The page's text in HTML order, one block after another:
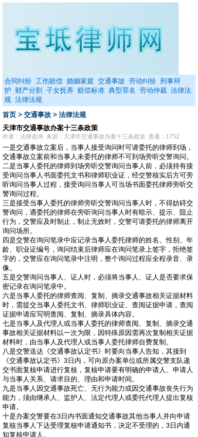
合同纠纷 工伤赔偿 婚姻家庭 交通事故 劳动纠纷 刑事辩
护
财产分割 子女抚养 赔偿标准 典型罪名 劳动仲裁 法律法
规 法律法规
首页 > 交通事故 > 法律法规
天津市交通事故办案十三条政策
作者：法律咨询 来源：天津市交通事故办案十三条政策 查看：1752
一是交通事故立案后，当事人接受询问时可请委托的律师到场，
交通事故立案前和当事人未委托的律师不可到场旁听交警询问。
二是当事人委托的律师到场旁听交警询问当事人前，必须持有接
受询问当事人书面委托文书和律师职业证，经交警核实后方可旁
听询问当事人过程，接受询问当事人可当场书面委托律师旁听交
警询问过程。
三是接受当事人委托的律师旁听交警询问当事人时，不得妨碍交
警询问，遇委托的律师在旁听询问当事人时有暗示、提示、阻止
行为，交警应及时制止，制止无效时，交警可请委托的律师离开
询问场所。
四是交警在询问笔录中应记录当事人委托律师的姓名、性别、年
龄、职业证编号，询问结束后律师应在询问笔录上签字，拒绝签
字的，交警应在询问笔录中注明，整个询问过程应全程录音、录
像。
五是交警询问当事人、证人时，必须将当事人、证人是否要求保
密记录在询问笔录中。
六是当事人委托的律师查阅、复制、摘录交通事故相关证据材料
时，需提交当事人委托文书、律师职业证、查阅证据申请，查阅
证据申请应写明查阅、复制、摘录具体内容。
七是当事人及代理人或当事人委托的律师查阅、复制、摘录交通
事故相关证据材料以一次为限，因特殊原因需再次复制相关证据
材料时，由当事人及代理人或当事人委托律师自费复制。
八是交警送达《交通事故认定书》时要向当事人告知，其接到
《交通事故认定书》3日内，可向原办案单位或所属交警支队递
交书面复核申请进行复核，复核申请要有明确的申请人、申请人
与当事人关系、请求目的、理由和申请时间。
九是当事人因交通事故死亡、无行为能力或因交通事故丧失行为
能力，须由继承人、监护人、法定代理人或委托代理人提出复核
申请。
十是办案交警要在3日内书面通知交通事故其他当事人并向申请
复核当事人下达受理复核申请通知书，决定不受理的，3日内通
知复核申请人。